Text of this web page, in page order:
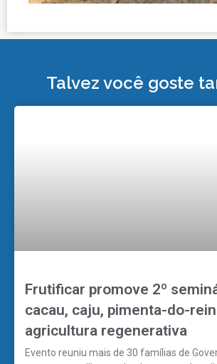
Talvez você goste
Frutificar promove 2º
cacau, caju, pimenta-do-
agricultura regenerativa
Evento reuniu mais de 30 famílias de